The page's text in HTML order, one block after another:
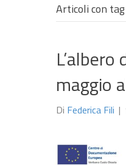
Articoli con tag
maggio
Di Federica Fili |